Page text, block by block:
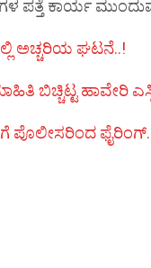
ಪತ್ತೆ ಕಾರ್ಯ
ಅಚ್ಚರಿಯ ಘಟನೆ..!
ಬಿಚ್ಚಿಟ್ಟ ಹಾವೇರಿ
ಪೊಲೀಸರಿಂದ